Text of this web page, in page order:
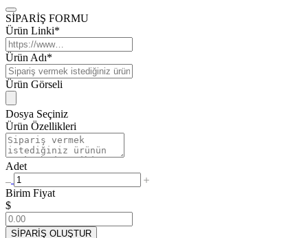
SİPARİŞ FORMU
Ürün Linki*
Ürün Adı*
Ürün Görseli
Dosya Seçiniz
Ürün Özellikleri
Adet
Birim Fiyat
$
SİPARİŞ OLUŞTUR